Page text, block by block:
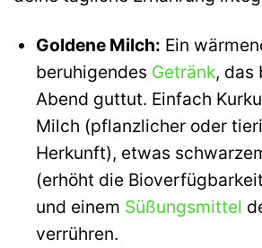
Goldene Milch: Ein
beruhigendes Getränk, das
Abend guttut. Einfach
Milch (pflanzlicher oder
Herkunft), etwas
(erhöht die
und einem Süßungsmittel
verrühren.